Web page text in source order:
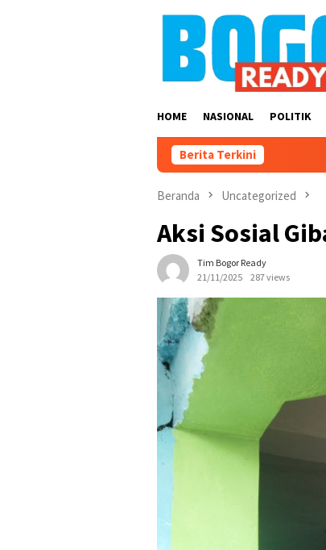
HOME NASIONAL POLITIK
Berita Terkini
Beranda Uncategorized
Aksi Sosial
Tim Bogor Ready
21/11/2025
287 views